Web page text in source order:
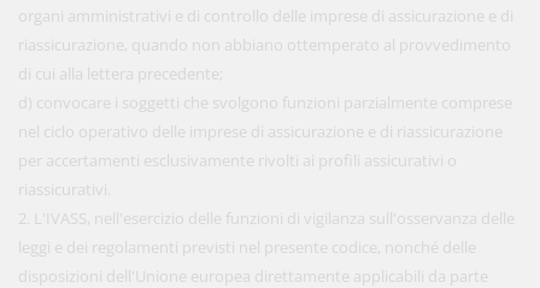
organi amministrativi e di controllo delle imprese di assicurazione e di
riassicurazione, quando non abbiano ottemperato al provvedimento
di cui alla lettera precedente;
d) convocare i soggetti che svolgono funzioni parzialmente comprese
nel ciclo operativo delle imprese di assicurazione e di riassicurazione
per accertamenti esclusivamente rivolti ai profili assicurativi o
riassicurativi.
2. L'IVASS, nell'esercizio delle funzioni di vigilanza sull'osservanza delle
leggi e dei regolamenti previsti nel presente codice, nonché delle
disposizioni dell'Unione europea direttamente applicabili da parte